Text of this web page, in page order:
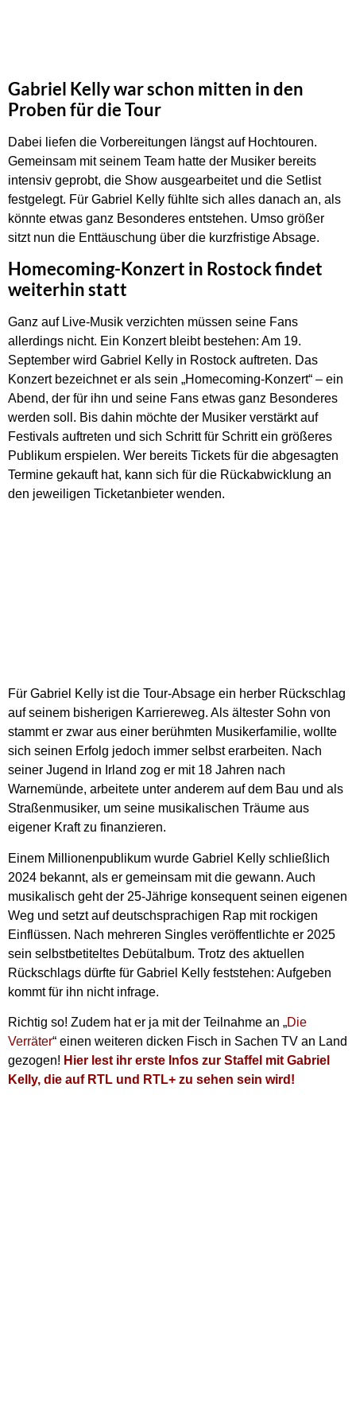
Gabriel Kelly war schon mitten in den
Proben für die Tour
Dabei liefen die Vorbereitungen längst auf Hochtouren.
Gemeinsam mit seinem Team hatte der Musiker bereits
intensiv geprobt, die Show ausgearbeitet und die Setlist
festgelegt. Für Gabriel Kelly fühlte sich alles danach an, als
könnte etwas ganz Besonderes entstehen. Umso größer
sitzt nun die Enttäuschung über die kurzfristige Absage.
Homecoming-Konzert in Rostock findet
weiterhin statt
Ganz auf Live-Musik verzichten müssen seine Fans
allerdings nicht. Ein Konzert bleibt bestehen: Am 19.
September wird Gabriel Kelly in Rostock auftreten. Das
Konzert bezeichnet er als sein „Homecoming-Konzert“ – ein
Abend, der für ihn und seine Fans etwas ganz Besonderes
werden soll. Bis dahin möchte der Musiker verstärkt auf
Festivals auftreten und sich Schritt für Schritt ein größeres
Publikum erspielen. Wer bereits Tickets für die abgesagten
Termine gekauft hat, kann sich für die Rückabwicklung an
den jeweiligen Ticketanbieter wenden.
Für Gabriel Kelly ist die Tour-Absage ein herber Rückschlag
auf seinem bisherigen Karriereweg. Als ältester Sohn von
stammt er zwar aus einer berühmten Musikerfamilie, wollte
sich seinen Erfolg jedoch immer selbst erarbeiten. Nach
seiner Jugend in Irland zog er mit 18 Jahren nach
Warnemünde, arbeitete unter anderem auf dem Bau und als
Straßenmusiker, um seine musikalischen Träume aus
eigener Kraft zu finanzieren.
Einem Millionenpublikum wurde Gabriel Kelly schließlich
2024 bekannt, als er gemeinsam mit die gewann. Auch
musikalisch geht der 25-Jährige konsequent seinen eigenen
Weg und setzt auf deutschsprachigen Rap mit rockigen
Einflüssen. Nach mehreren Singles veröffentlichte er 2025
sein selbstbetiteltes Debütalbum. Trotz des aktuellen
Rückschlags dürfte für Gabriel Kelly feststehen: Aufgeben
kommt für ihn nicht infrage.
Richtig so! Zudem hat er ja mit der Teilnahme an „Die
Verräter“ einen weiteren dicken Fisch in Sachen TV an Land
gezogen! Hier lest ihr erste Infos zur Staffel mit Gabriel
Kelly, die auf RTL und RTL+ zu sehen sein wird!